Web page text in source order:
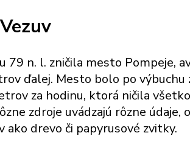
79 n. l. zničila mesto Pompeje,
ďalej. Mesto bolo po
za hodinu, ktorá ničila
zdroje uvádzajú rôzne
drevo či papyrusové zvitky.